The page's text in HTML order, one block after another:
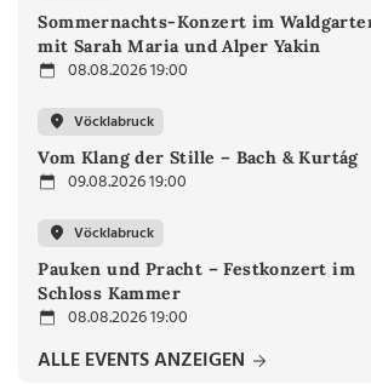
Sommernachts-Konzert im
mit Sarah Maria und Alper Yakin
08.08.2026 19:00
Vöcklabruck
Vom Klang der Stille – Bach & Kurtág
09.08.2026 19:00
Vöcklabruck
Pauken und Pracht – Festkonzert im
Schloss Kammer
08.08.2026 19:00
ALLE EVENTS ANZEIGEN